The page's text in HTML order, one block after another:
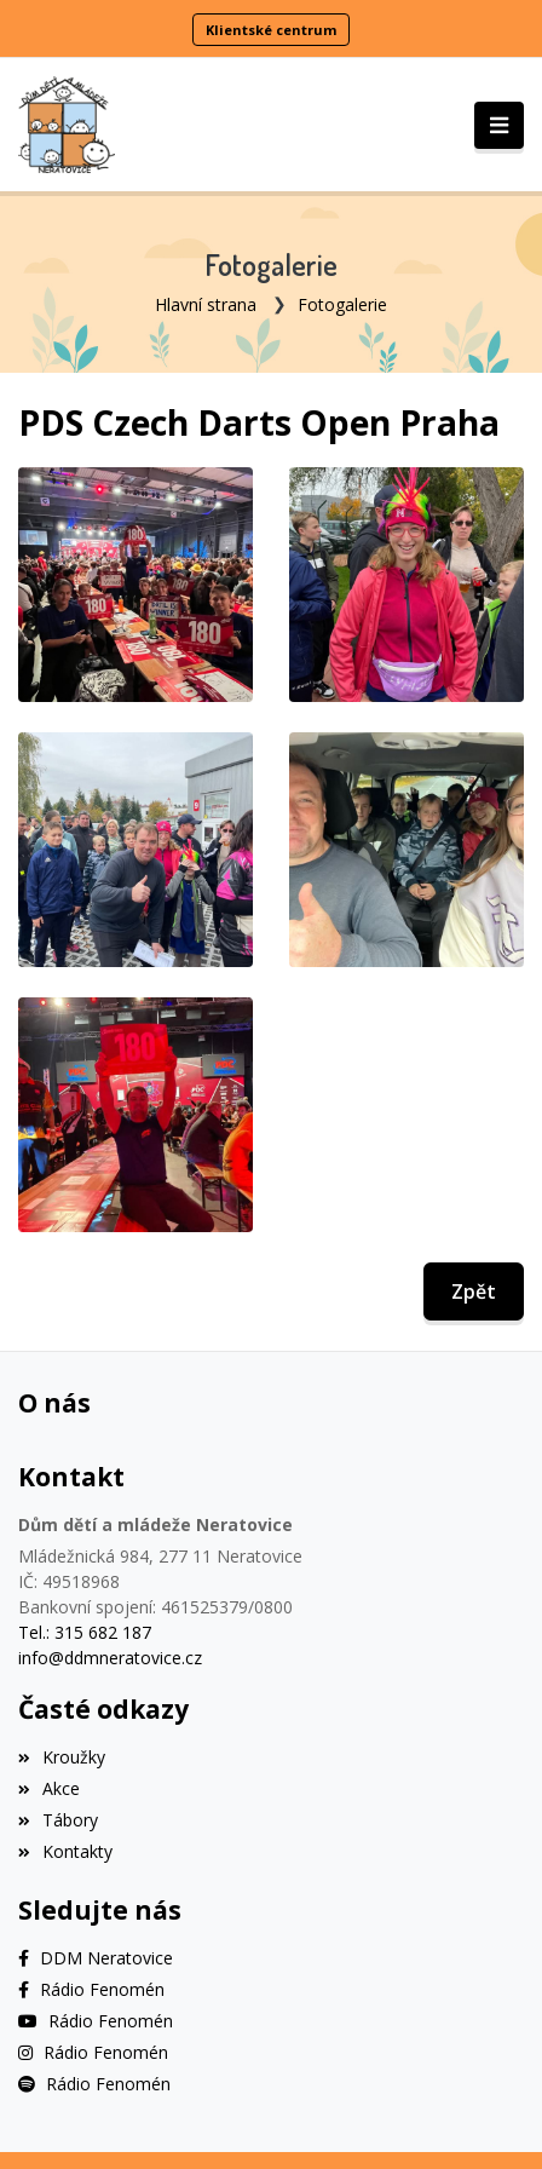
Klientské centrum
Fotogalerie
Hlavní strana Fotogalerie
PDS Czech Darts Open Praha
Zpět
O nás
Kontakt
Dům dětí a mládeže Neratovice
Mládežnická 984, 277 11 Neratovice
IČ: 49518968
Bankovní spojení: 461525379/0800
Tel.: 315 682 187
info@ddmneratovice.cz
Časté odkazy
Kroužky
Akce
Tábory
Kontakty
Sledujte nás
DDM Neratovice
Rádio Fenomén
Rádio Fenomén
Rádio Fenomén
Rádio Fenomén